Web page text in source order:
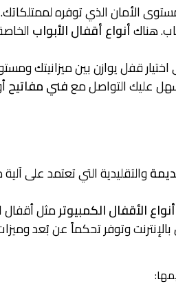
الأمان الذي توفره لممتلكاتك.
هناكأنواع أقفال الأبواب
قفل يوازن بين ميزانيتك
عليك التواصل معفني مفاتيح
والتقليدية التي تعتمد على
أنواع الأقفال الكمبيوترمثل أقفال
وتوفر تحكماً عن بُعد